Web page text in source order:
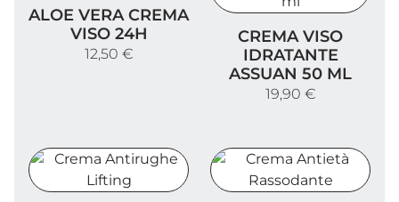
ALOE VERA CREMA
VISO 24H
12,50 €
CREMA VISO
IDRATANTE
ASSUAN 50 ML
19,90 €